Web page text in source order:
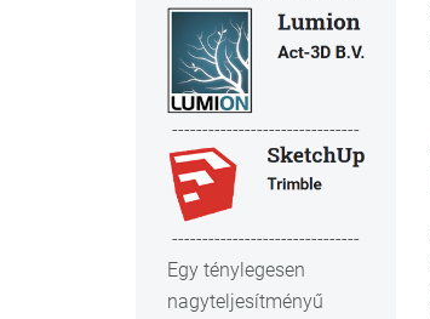
-------------------------------
-------------------------------
Egy ténylegesen
nagyteljesítményű